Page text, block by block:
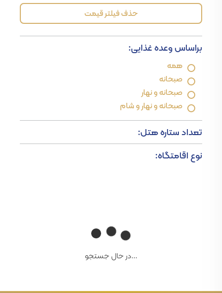
حذف فیلتر قیمت
براساس وعده غذایی:
همه
صبحانه
صبحانه و نهار
صبحانه و نهار و شام
تعداد ستاره هتل:
نوع اقامتگاه:
...در حال جستجو